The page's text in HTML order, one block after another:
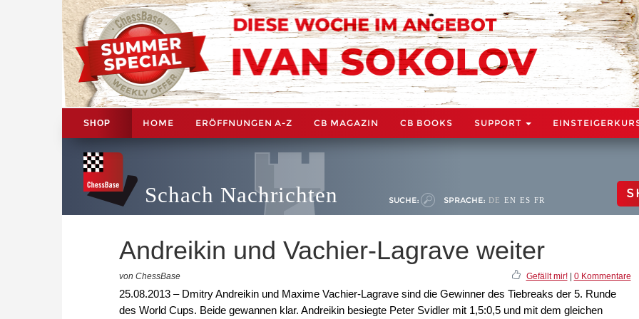
SHOP HOME ERÖFFNUNGEN A-Z CB MAGAZIN CB BOOKS SUPPORT
Schach Nachrichten SUCHE: SPRACHE: DE EN ES FR
Andreikin und Vachier-Lagrave weiter
von ChessBase Gefällt mir!| 0 Kommentare
25.08.2013 – Dmitry Andreikin und Maxime Vachier-Lagrave sind die Gewinner des Tiebreaks der 5. Runde
des World Cups. Beide gewannen klar. Andreikin besiegte Peter Svidler mit 1,5:0,5 und mit dem gleichen